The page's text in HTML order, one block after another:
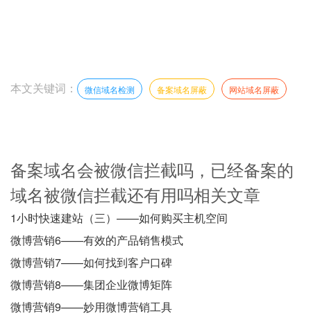
本文关键词： 微信域名检测 备案域名屏蔽 网站域名屏蔽
备案域名会被微信拦截吗，已经备案的
域名被微信拦截还有用吗相关文章
1小时快速建站（三）——如何购买主机空间
微博营销6——有效的产品销售模式
微博营销7——如何找到客户口碑
微博营销8——集团企业微博矩阵
微博营销9——妙用微博营销工具